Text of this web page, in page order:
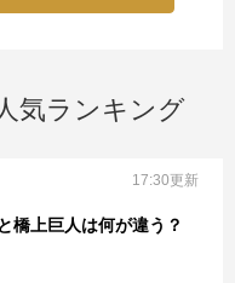
気ランキング
17:30更新
橋上巨人は何が違う？